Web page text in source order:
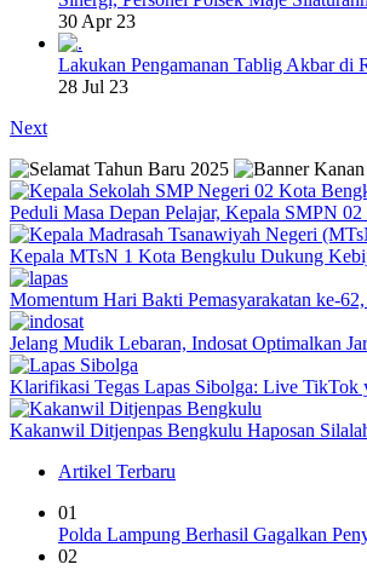
30 Apr 23
Lakukan Pengamanan Tablig Akbar di
28 Jul 23
Next
Peduli Masa Depan Pelajar, Kepala SMPN
Kepala MTsN 1 Kota Bengkulu Dukung
Momentum Hari Bakti Pemasyarakatan ke-
Jelang Mudik Lebaran, Indosat Optimalkan
Klarifikasi Tegas Lapas Sibolga: Live
Kakanwil Ditjenpas Bengkulu Haposan
Artikel Terbaru
01
Polda Lampung Berhasil Gagalkan
02